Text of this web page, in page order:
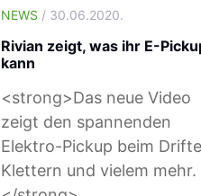
NEWS / 30.06.2020.
Rivian zeigt, was ihr E-
kann
<strong>Das neue Video
zeigt den spannenden
Elektro-Pickup beim
Klettern und vielem mehr.